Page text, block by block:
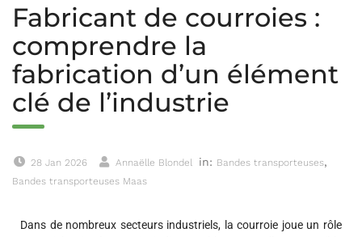
Fabricant de courroies :
comprendre la
fabrication d’un élément
clé de l’industrie
28 Jan 2026 Annaëlle Blondel in: Bandes transporteuses,
Bandes transporteuses Maas
Dans de nombreux secteurs industriels, la courroie joue un rôle